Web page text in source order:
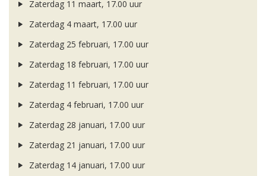
Zaterdag 11 maart, 17.00 uur
Zaterdag 4 maart, 17.00 uur
Zaterdag 25 februari, 17.00 uur
Zaterdag 18 februari, 17.00 uur
Zaterdag 11 februari, 17.00 uur
Zaterdag 4 februari, 17.00 uur
Zaterdag 28 januari, 17.00 uur
Zaterdag 21 januari, 17.00 uur
Zaterdag 14 januari, 17.00 uur